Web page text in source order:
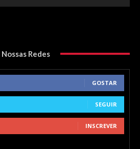
Nossas Redes
GOSTAR
SEGUIR
INSCREVER